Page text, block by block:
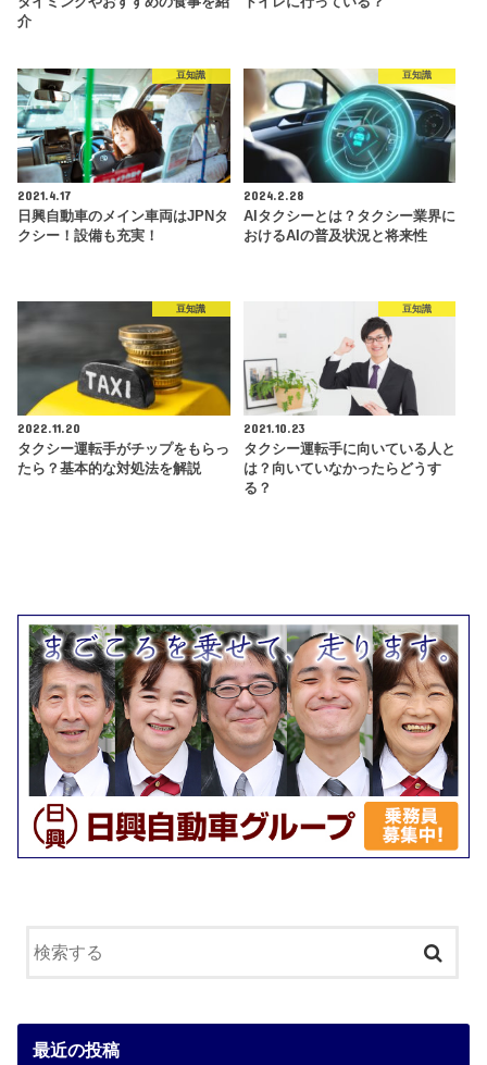
介
豆知識
2021.4.17
日興自動車のメイン車両はJPNタ
クシー！設備も充実！
豆知識
2024.2.28
AIタクシーとは？タクシー業界に
おけるAIの普及状況と将来性
豆知識
2022.11.20
タクシー運転手がチップをもらっ
たら？基本的な対処法を解説
豆知識
2021.10.23
タクシー運転手に向いている人と
は？向いていなかったらどうす
る？
最近の投稿